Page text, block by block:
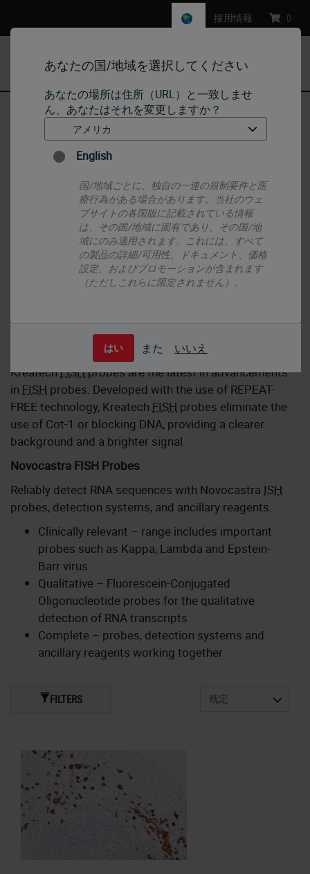
あなたの国/地域を選択してください
あなたの場所は住所（URL）と一致しませ
ん、あなたはそれを変更しますか？
English
国/地域ごとに、独自の一連の規制要件と医
療行為がある場合があります。当社のウェ
ブサイトの各国版に記載されている情報
は、その国/地域に固有であり、その国/地
域にのみ適用されます。これには、すべて
の製品の詳細/可用性、ドキュメント、価格
設定、およびプロモーションが含まれます
（ただしこれらに限定されません）。
はい また いいえ
採用情報 : 0
IHC & ISH • ISH Probes - Molecular Pathology
ISH Probes - Molecular Pathology
Kreatech FISH Probes
KreatechFISHprobes are the latest in advancements
in FISH probes. Developed with the use of REPEAT-
FREE technology, Kreatech FISH probes eliminate the
use of Cot-1 or blocking DNA, providing a clearer
background and a brighter signal.
Novocastra FISH Probes
Reliably detect RNA sequences with Novocastra ISH
probes, detection systems, and ancillary reagents.
Clinically relevant – range includes important
probes such as Kappa, Lambda and Epstein-
Barr virus
Qualitative – Fluorescein-Conjugated
Oligonucleotide probes for the qualitative
detection of RNA transcripts
Complete – probes, detection systems and
ancillary reagents working together
FILTERS